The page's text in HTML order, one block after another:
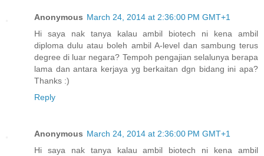
Anonymous March 24, 2014 at 2:36:00 PM GMT+1
Hi saya nak tanya kalau ambil biotech ni kena ambil
diploma dulu atau boleh ambil A-level dan sambung terus
degree di luar negara? Tempoh pengajian selalunya berapa
lama dan antara kerjaya yg berkaitan dgn bidang ini apa?
Thanks :)
Reply
Anonymous March 24, 2014 at 2:36:00 PM GMT+1
Hi saya nak tanya kalau ambil biotech ni kena ambil